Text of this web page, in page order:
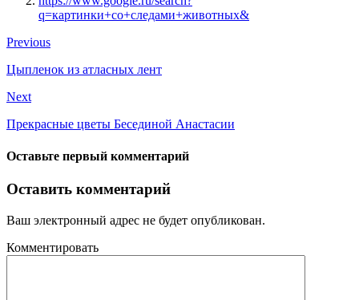
q=картинки+со+следами+животных&
Previous
Цыпленок из атласных лент
Next
Прекрасные цветы Бесединой Анастасии
Оставьте первый комментарий
Оставить комментарий
Ваш электронный адрес не будет опубликован.
Комментировать